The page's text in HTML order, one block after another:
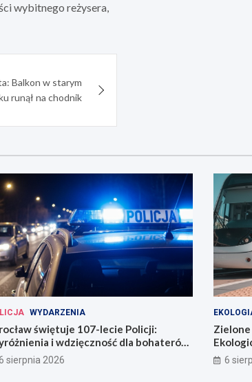
wybitnego reżysera,
Balkon w starym
runął na chodnik
WYDARZENIA
świętuje 107-lecie Policji:
i wdzięczność dla bohaterów
sierpnia 2026 6